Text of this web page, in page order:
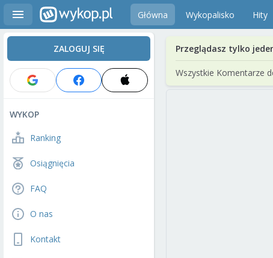
Główna Wykopalisko Hity
ZALOGUJ SIĘ
WYKOP
Ranking
Osiągnięcia
FAQ
O nas
Kontakt
Przeglądasz tylko
Wszystkie Komentarze